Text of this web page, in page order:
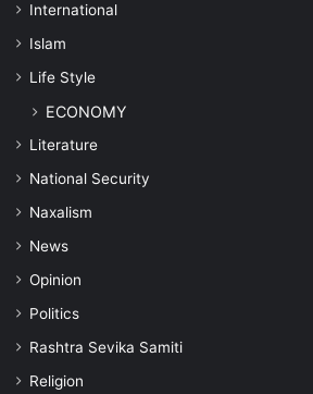
International
Islam
Life Style
ECONOMY
Literature
National Security
Naxalism
News
Opinion
Politics
Rashtra Sevika Samiti
Religion